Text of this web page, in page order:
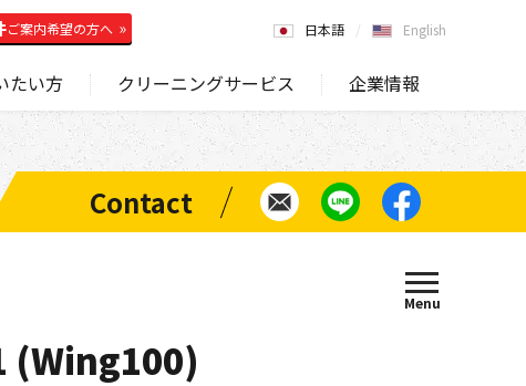
たい方 クリーニングサービス 企業情報
ご案内希望の方へ 日本語 English
(Wing100)